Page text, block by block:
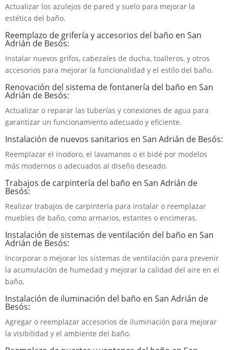
Actualizar los azulejos de pared y suelo para mejorar la
estética del baño.
Reemplazo de grifería y accesorios del baño en San
Adrián de Besós:
Instalar nuevos grifos, cabezales de ducha, toalleros, y otros
accesorios para mejorar la funcionalidad y el estilo del baño.
Renovación del sistema de fontanería del baño en San
Adrián de Besós:
Actualizar o reparar las tuberías y conexiones de agua para
garantizar un funcionamiento adecuado y eficiente.
Instalación de nuevos sanitarios en San Adrián de Besós:
Reemplazar el inodoro, el lavamanos o el bidé por modelos
más modernos o adecuados al diseño deseado.
Trabajos de carpintería del baño en San Adrián de
Besós:
Realizar trabajos de carpintería para instalar o reemplazar
muebles de baño, como armarios, estantes o encimeras.
Instalación de sistemas de ventilación del baño en San
Adrián de Besós:
Incorporar o mejorar los sistemas de ventilación para prevenir
la acumulación de humedad y mejorar la calidad del aire en el
baño.
Instalación de iluminación del baño en San Adrián de
Besós:
Agregar o reemplazar accesorios de iluminación para mejorar
la visibilidad y el ambiente del baño.